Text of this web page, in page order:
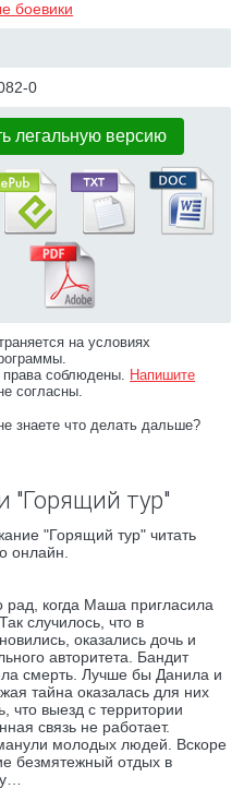
боевики
0
легальную версию
на условиях
права соблюдены. Напишите
согласны.
знаете что делать дальше?
"Горящий тур"
"Горящий тур" читать
онлайн.
рад, когда Маша пригласила
случилось, что в
оказались дочь и
авторитета. Бандит
смерть. Лучше бы Данила и
тайна оказалась для них
что выезд с территории
связь не работает.
молодых людей. Вскоре
безмятежный отдых в